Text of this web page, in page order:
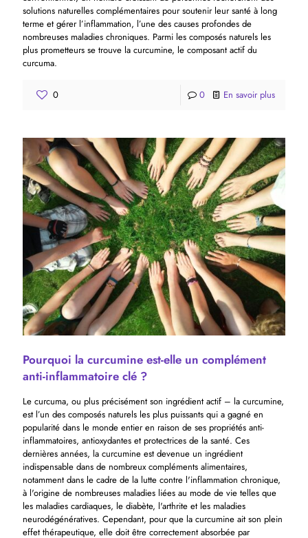
solutions naturelles complémentaires pour soutenir leur santé à long
terme et gérer l’inflammation, l’une des causes profondes de
nombreuses maladies chroniques. Parmi les composés naturels les
plus prometteurs se trouve la curcumine, le composant actif du
curcuma.
0 0 En savoir plus
Pourquoi la curcumine est-elle un complément
anti-inflammatoire clé ?
Le curcuma, ou plus précisément son ingrédient actif – la curcumine,
est l’un des composés naturels les plus puissants qui a gagné en
popularité dans le monde entier en raison de ses propriétés anti-
inflammatoires, antioxydantes et protectrices de la santé. Ces
dernières années, la curcumine est devenue un ingrédient
indispensable dans de nombreux compléments alimentaires,
notamment dans le cadre de la lutte contre l'inflammation chronique,
à l'origine de nombreuses maladies liées au mode de vie telles que
les maladies cardiaques, le diabète, l'arthrite et les maladies
neurodégénératives. Cependant, pour que la curcumine ait son plein
effet thérapeutique, elle doit être correctement absorbée par